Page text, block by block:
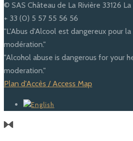
© SAS Château de La Rivière 33126
+ 33 (0) 5 57 55 56 56
"L'Abus d'Alcool est dangereux pour
modération."
"Alcohol abuse is dangerous for your
moderation."
Plan d'Accès / Access Map